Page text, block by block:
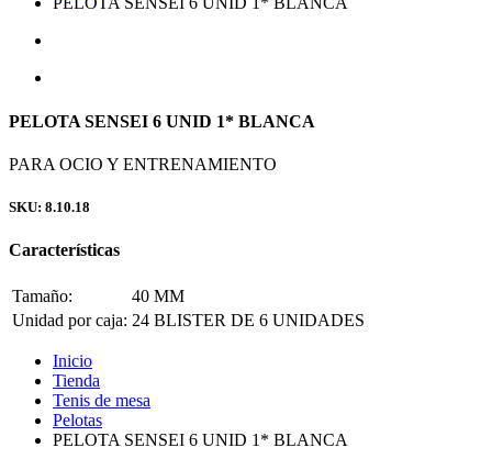
PELOTA SENSEI 6 UNID 1* BLANCA
PARA OCIO Y ENTRENAMIENTO
SKU: 8.10.18
Características
Tamaño:
40 MM
Unidad por caja: 24 BLISTER DE 6 UNIDADES
Inicio
Tienda
Tenis de mesa
Pelotas
PELOTA SENSEI 6 UNID 1* BLANCA